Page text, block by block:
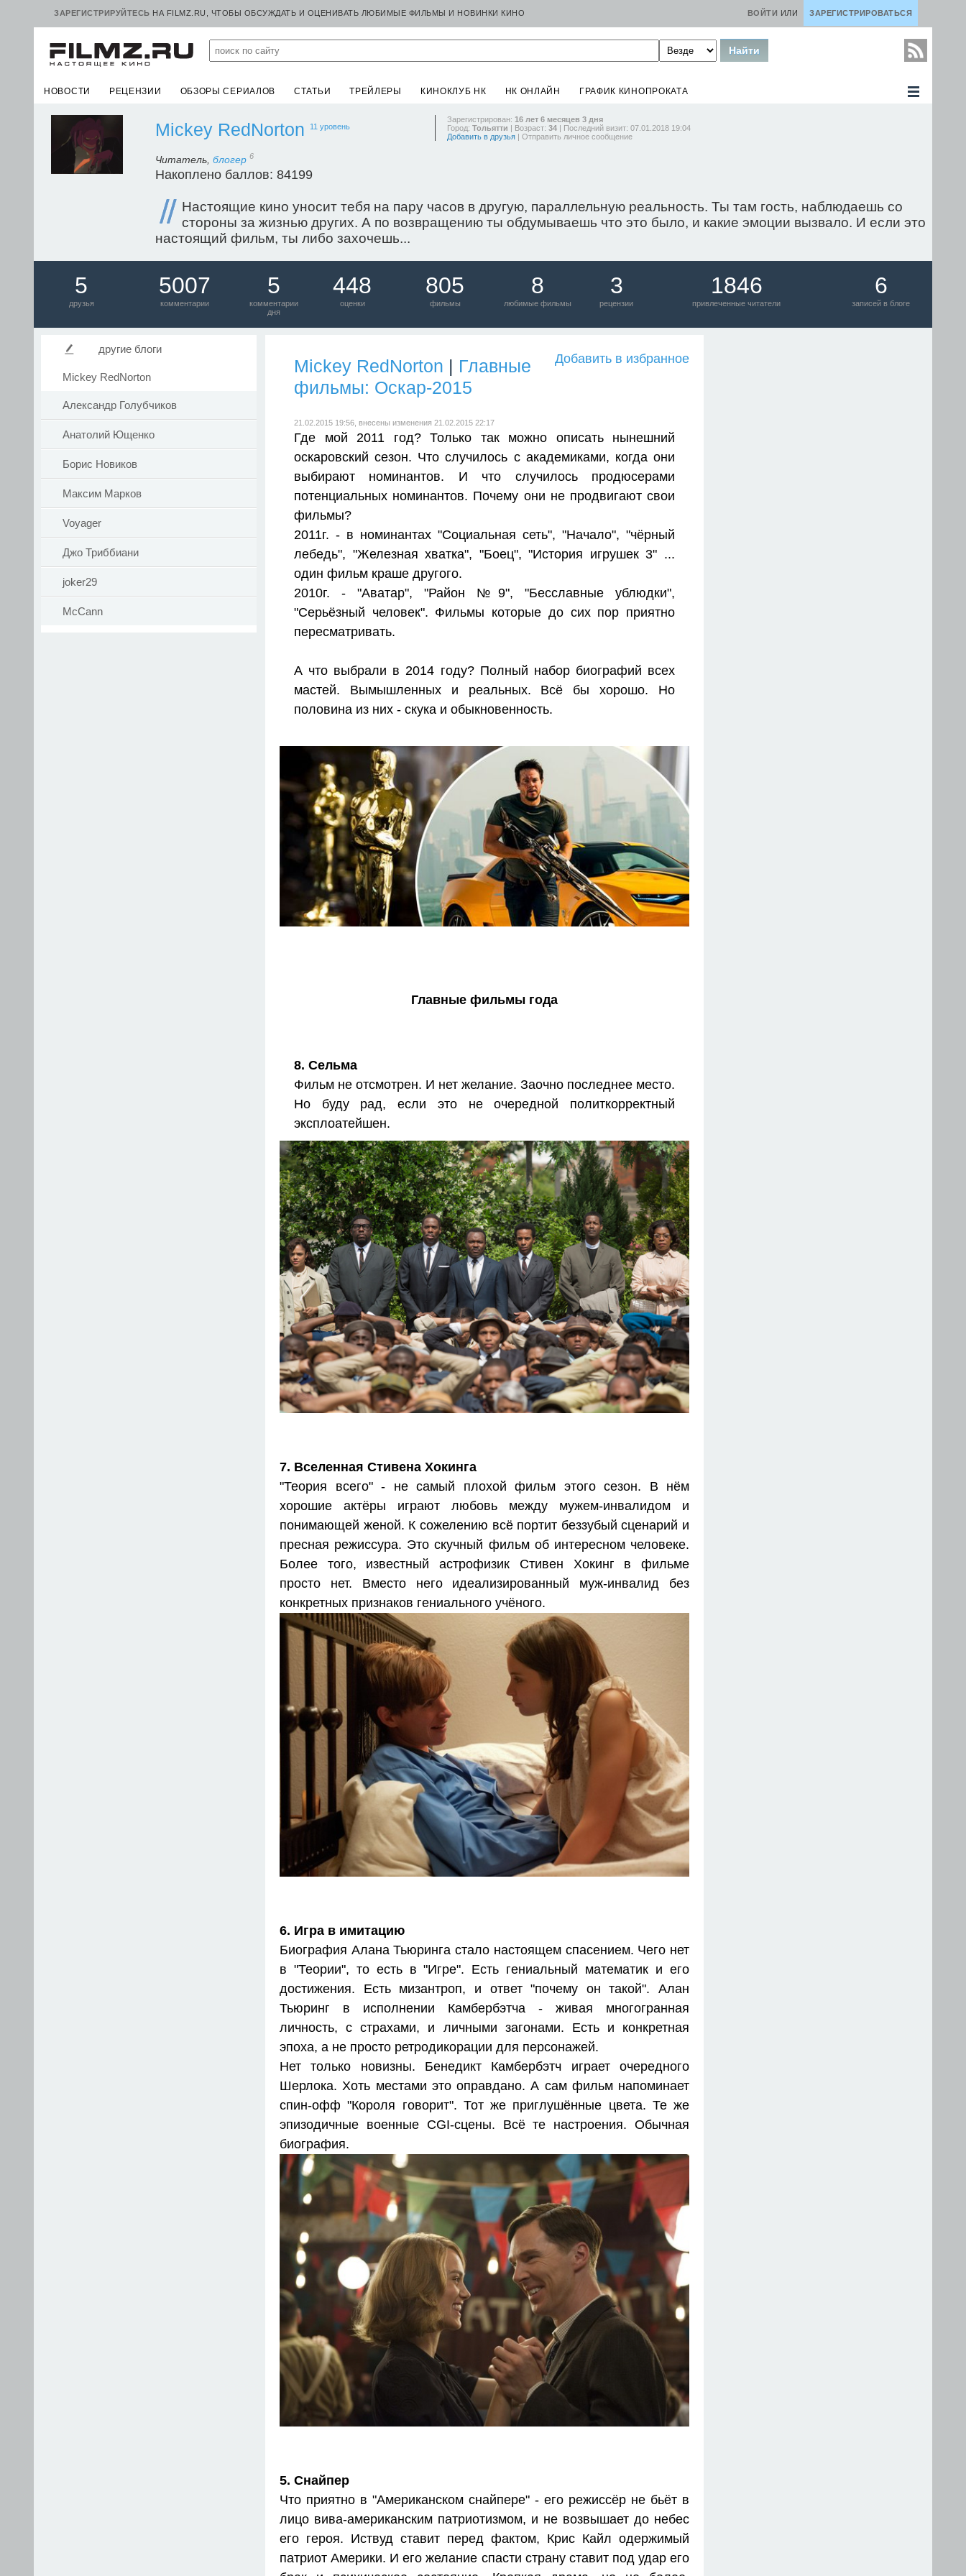
ЗАРЕГИСТРИРУЙТЕСЬ НА FILMZ.RU, ЧТОБЫ ОБСУЖДАТЬ И ОЦЕНИВАТЬ ЛЮБИМЫЕ ФИЛЬМЫ И НОВИНКИ КИНО ЗАРЕГИСТРИРОВАТЬСЯ
ВОЙТИ ИЛИ
НОВОСТИ РЕЦЕНЗИИ ОБЗОРЫ СЕРИАЛОВ СТАТЬИ ТРЕЙЛЕРЫ КИНОКЛУБ НК НК ОНЛАЙН ГРАФИК КИНОПРОКАТА
Mickey RedNorton 11 уровень
Читатель, блогер 6
Накоплено баллов: 84199
Зарегистрирован: 16 лет 6 месяцев 3 дня
Город: Тольятти | Возраст: 34 | Последний визит: 07.01.2018 19:04
Добавить в друзья | Отправить личное сообщение
Настоящие кино уносит тебя на пару часов в другую, параллельную реальность. Ты там гость, наблюдаешь со
стороны за жизнью других. А по возвращению ты обдумываешь что это было, и какие эмоции вызвало. И если это
настоящий фильм, ты либо захочешь...
5
друзья
5007
комментарии
5
комментарии
дня
448
оценки
805
фильмы
8
любимые фильмы
3
рецензии
1846
привлеченные читатели
6
записей в блоге
другие блоги
Mickey RedNorton
Александр Голубчиков
Анатолий Ющенко
Борис Новиков
Максим Марков
Voyager
Джо Триббиани
joker29
McCann
Добавить в избранное
Mickey RedNorton | Главные
фильмы: Оскар-2015
21.02.2015 19:56, внесены изменения 21.02.2015 22:17
Где мой 2011 год? Только так можно описать нынешний
оскаровский сезон. Что случилось с академиками, когда они
выбирают номинантов. И что случилось продюсерами
потенциальных номинантов. Почему они не продвигают свои
фильмы?
2011г. - в номинантах "Социальная сеть", "Начало", "чёрный
лебедь", "Железная хватка", "Боец", "История игрушек 3" ...
один фильм краше другого.
2010г. - "Аватар", "Район №9", "Бесславные ублюдки",
"Серьёзный человек". Фильмы которые до сих пор приятно
пересматривать.
А что выбрали в 2014 году? Полный набор биографий всех
мастей. Вымышленных и реальных. Всё бы хорошо. Но
половина из них - скука и обыкновенность.
Главные фильмы года
8. Сельма
Фильм не отсмотрен. И нет желание. Заочно последнее место.
Но буду рад, если это не очередной политкорректный
эксплоатейшен.
7. Вселенная Стивена Хокинга
"Теория всего" - не самый плохой фильм этого сезон. В нём
хорошие актёры играют любовь между мужем-инвалидом и
понимающей женой. К сожелению всё портит беззубый сценарий и
пресная режиссура. Это скучный фильм об интересном человеке.
Более того, известный астрофизик Стивен Хокинг в фильме
просто нет. Вместо него идеализированный муж-инвалид без
конкретных признаков гениального учёного.
6. Игра в имитацию
Биография Алана Тьюринга стало настоящем спасением. Чего нет
в "Теории", то есть в "Игре". Есть гениальный математик и его
достижения. Есть мизантроп, и ответ "почему он такой". Алан
Тьюринг в исполнении Камбербэтча - живая многогранная
личность, с страхами, и личными загонами. Есть и конкретная
эпоха, а не просто ретродикорации для персонажей.
Нет только новизны. Бенедикт Камбербэтч играет очередного
Шерлока. Хоть местами это оправдано. А сам фильм напоминает
спин-офф "Короля говорит". Тот же приглушённые цвета. Те же
эпизодичные военные CGI-сцены. Всё те настроения. Обычная
биография.
5. Снайпер
Что приятно в "Американском снайпере" - его режиссёр не бьёт в
лицо вива-американским патриотизмом, и не возвышает до небес
его героя. Иствуд ставит перед фактом, Крис Кайл одержимый
патриот Америки. И его желание спасти страну ставит под удар его